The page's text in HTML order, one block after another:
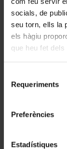
socials, de
seu torn, ells la
els hàgiu
que heu fet
Requeriments
Preferències
Estadístiques